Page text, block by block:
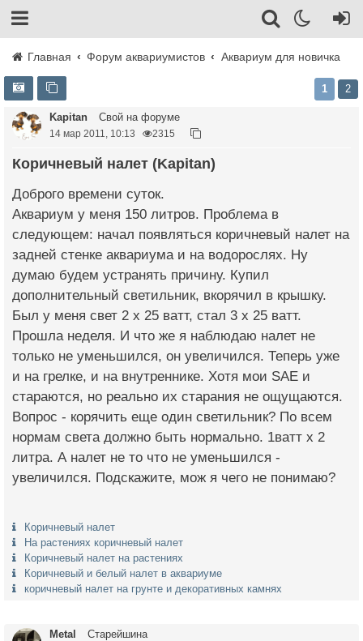
Главная Форум аквариумистов Аквариум для новичка
1 2
Kapitan Свой на форуме
14 мар 2011, 10:13 2315
Коричневый налет (Kapitan)
Доброго времени суток.
Аквариум у меня 150 литров. Проблема в
следующем: начал появляться коричневый налет на
задней стенке аквариума и на водорослях. Ну
думаю будем устранять причину. Купил
дополнительный светильник, вкорячил в крышку.
Был у меня свет 2 х 25 ватт, стал 3 х 25 ватт.
Прошла неделя. И что же я наблюдаю налет не
только не уменьшился, он увеличился. Теперь уже
и на грелке, и на внутреннике. Хотя мои SAE и
стараются, но реально их старания не ощущаются.
Вопрос - корячить еще один светильник? По всем
нормам света должно быть нормально. 1ватт х 2
литра. А налет не то что не уменьшился -
увеличился. Подскажите, мож я чего не понимаю?
Коричневый налет
На растениях коричневый налет
Коричневый налет на растениях
Коричневый и белый налет в аквариуме
коричневый налет на грунте и декоративных камнях
Metal Старейшина